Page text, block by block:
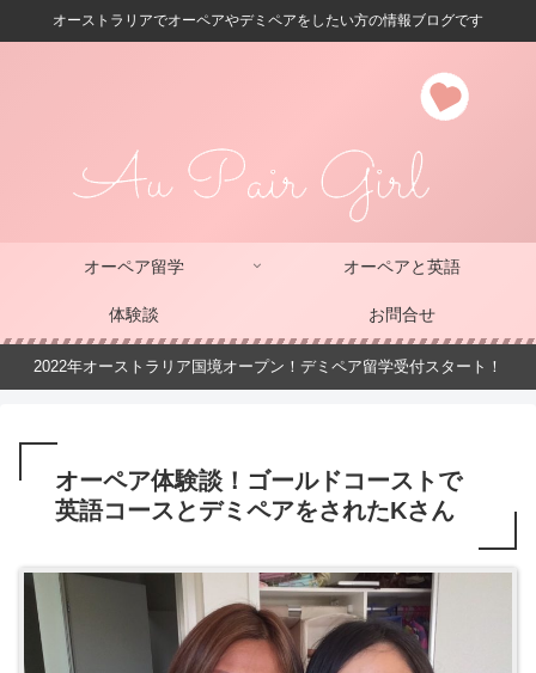
オーストラリアでオーペアやデミペアをしたい方の情報ブログです
オーペア留学 オーペアと英語
体験談 お問合せ
2022年オーストラリア国境オープン！デミペア留学受付スタート！
オーペア体験談！ゴールドコーストで
英語コースとデミペアをされたKさん